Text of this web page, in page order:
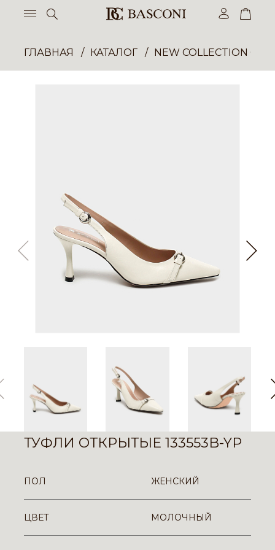
ГЛАВНАЯ КАТАЛОГ NEW COLLECTION
ТУФЛИ ОТКРЫТЫЕ 133553B-YP
ПОЛ ЖЕНСКИЙ
ЦВЕТ МОЛОЧНЫЙ